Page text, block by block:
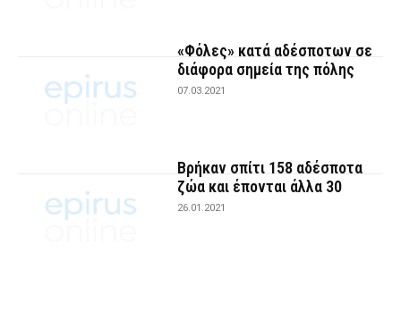
«Φόλες» κατά αδέσποτων σε
διάφορα σημεία της πόλης
07.03.2021
Βρήκαν σπίτι 158 αδέσποτα
ζώα και έπονται άλλα 30
26.01.2021